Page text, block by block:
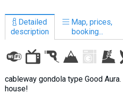
Detailed
description
Map, prices,
booking...
cableway gondola type Good
house!
GEORGIA
About Georgia
Visas
What to drink?